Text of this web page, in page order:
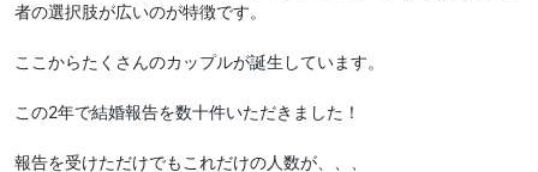
者の選択肢が広いのが特徴です。
ここからたくさんのカップルが誕生しています。
この2年で結婚報告を数十件いただきました！
報告を受けただけでもこれだけの人数が、、、